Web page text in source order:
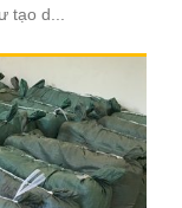
tạo d...